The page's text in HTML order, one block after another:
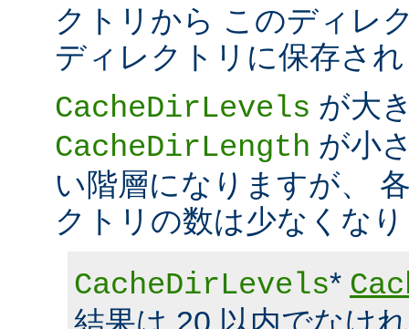
クトリから このディレ
ディレクトリに保存さ
CacheDirLevels が大
CacheDirLength が小
い階層になりますが、
クトリの数は少なくな
CacheDirLevels*
結果は 20 以内でなけ